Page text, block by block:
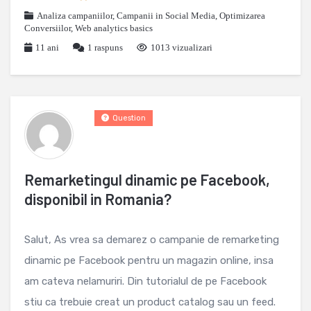
Analiza campaniilor, Campanii in Social Media, Optimizarea
Conversiilor, Web analytics basics
11 ani
1 raspuns 1013 vizualizari
Remarketingul dinamic pe Facebook,
disponibil in Romania?
Question
Salut, As vrea sa demarez o campanie de remarketing
dinamic pe Facebook pentru un magazin online, insa
am cateva nelamuriri. Din tutorialul de pe Facebook
stiu ca trebuie creat un product catalog sau un feed.